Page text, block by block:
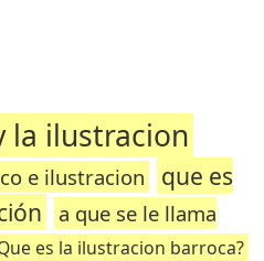
la ilustracion
e ilustracion
que es
a que se le llama
es la ilustracion barroca?